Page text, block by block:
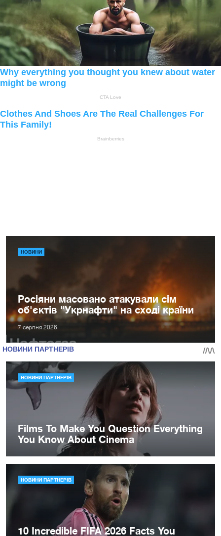
НОВИНИ
Росіяни масовано атакували сім
об'єктів "Укрнафти" на сході країни
7 серпня 2026